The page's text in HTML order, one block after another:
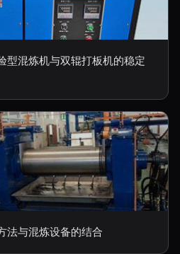
型混炼机与双辊打板机的稳定
法与混炼设备的结合